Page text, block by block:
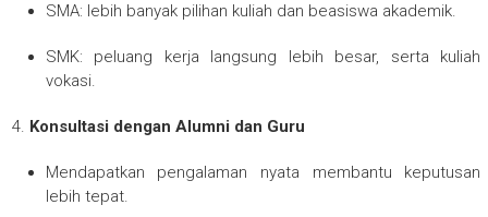
SMA: lebih banyak pilihan kuliah dan beasiswa akademik.
SMK: peluang kerja langsung lebih besar, serta kuliah
vokasi.
Konsultasi dengan Alumni dan Guru
Mendapatkan pengalaman nyata membantu keputusan
lebih tepat.